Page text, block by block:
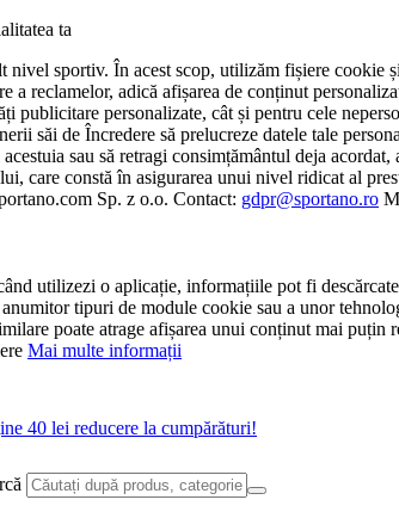
ta
sportiv. În acest scop, utilizăm fișiere
a reclamelor, adică afișarea de conținut
publicitare personalizate, cât și pentru cele
săi de Încredere să prelucreze datele tale
sau să retragi consimțământul deja
care constă în asigurarea unui nivel ridicat al
Sp. z o.o. Contact: gdpr@sportano.ro
utilizezi o aplicație, informațiile pot fi
tipuri de module cookie sau a unor
poate atrage afișarea unui conținut mai
Mai multe informații
40 lei reducere la cumpărături!